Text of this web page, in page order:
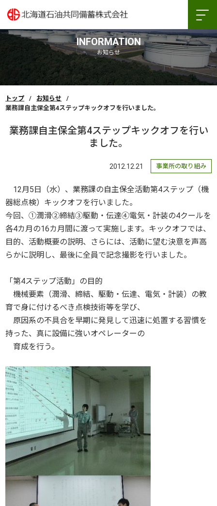
INFORMATION
お知らせ
トップ
お知らせ
業務課自主保全第4ステップキックオフを行いました。
業務課自主保全第4ステップキックオフを行い
ました。
2012.12.21 事業所の取り組み
12月5日（水）、業務課の自主保全活動第4ステップ（機
器総点検）キックオフを行いました。
今回、①潤滑②締結③駆動・伝達④電気・計装の4クールを
各4カ月の16カ月間に渡って実施します。キックオフでは、
目的、活動概要の説明、さらには、活動に望む決意を声高
らかに説明し、最後に全員で記念撮影を行いました。
「第4ステップ活動」の目的
機械要素（潤滑、締結、駆動・伝達、電気・計装）の教
育で身に付けるべき点検技術等を学び、
原因系の不具合を早期に発見して迅速に処置する習慣を
持った、真に設備に強いオペレーターの
育成を行う。